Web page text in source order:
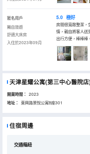
匿名用戶
獨自旅遊
舒適大床房
入住於2023年09月
5.0 極好
房間很寬敞整潔，
情，親自將客人送
出行方便，棒棒棒
天津星耀公寓(第三中心醫院
開業時間： 2023
地址： 東興路景悅公寓B座301
住宿周邊
交通樞紐